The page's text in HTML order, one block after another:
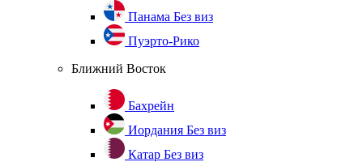
Панама Без виз
Пуэрто-Рико
Ближний Восток
Бахрейн
Иордания Без виз
Катар Без виз